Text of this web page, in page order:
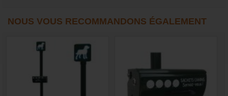
NOUS VOUS RECOMMANDONS ÉGALEMENT